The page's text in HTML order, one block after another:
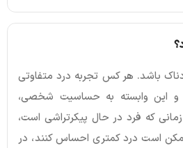
باشد. هر کس تجربه درد متفاوتی
این وابسته به حساسیت شخصی،
که فرد در حال پیکرتراشی است،
است درد کمتری احساس کنند، در